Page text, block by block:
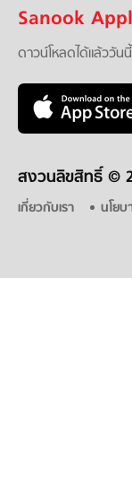
Sanook
ดาวน์โหลดได้แล้ววันนี้
สงวนลิขสิทธิ์ ©
เกี่ยวกับเรา นโย